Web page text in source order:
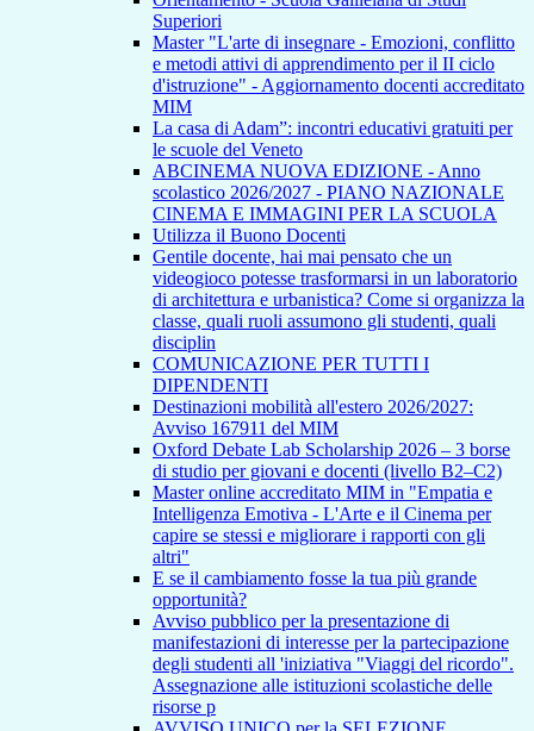
Superiori
Master "L'arte di insegnare - Emozioni, conflitto
e metodi attivi di apprendimento per il II ciclo
d'istruzione" - Aggiornamento docenti accreditato
MIM
La casa di Adam”: incontri educativi gratuiti per
le scuole del Veneto
ABCINEMA NUOVA EDIZIONE - Anno
scolastico 2026/2027 - PIANO NAZIONALE
CINEMA E IMMAGINI PER LA SCUOLA
Utilizza il Buono Docenti
Gentile docente, hai mai pensato che un
videogioco potesse trasformarsi in un laboratorio
di architettura e urbanistica? Come si organizza la
classe, quali ruoli assumono gli studenti, quali
disciplin
COMUNICAZIONE PER TUTTI I
DIPENDENTI
Destinazioni mobilità all'estero 2026/2027:
Avviso 167911 del MIM
Oxford Debate Lab Scholarship 2026 – 3 borse
di studio per giovani e docenti (livello B2–C2)
Master online accreditato MIM in "Empatia e
Intelligenza Emotiva - L'Arte e il Cinema per
capire se stessi e migliorare i rapporti con gli
altri"
E se il cambiamento fosse la tua più grande
opportunità?
Avviso pubblico per la presentazione di
manifestazioni di interesse per la partecipazione
degli studenti all 'iniziativa "Viaggi del ricordo".
Assegnazione alle istituzioni scolastiche delle
risorse p